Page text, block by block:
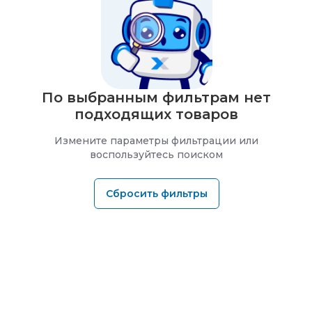
По выбранным фильтрам нет
подходящих товаров
Измените параметры фильтрации или
воспользуйтесь поиском
Сбросить фильтры